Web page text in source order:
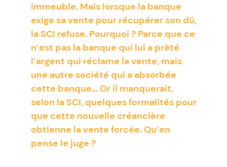
immeuble. Mais lorsque la banque
exige sa vente pour récupérer son dû,
la SCI refuse. Pourquoi ? Parce que ce
n’est pas la banque qui lui a prêté
l’argent qui réclame la vente, mais
une autre société qui a absorbée
cette banque... Or il manquerait,
selon la SCI, quelques formalités pour
que cette nouvelle créancière
obtienne la vente forcée. Qu’en
pense le juge ?